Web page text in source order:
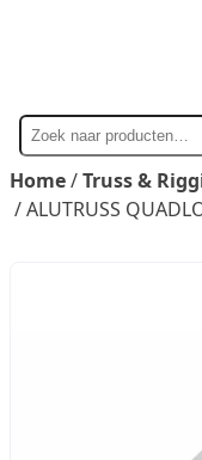
Zoek
naar
Home/Truss &
/ ALUTRUSS